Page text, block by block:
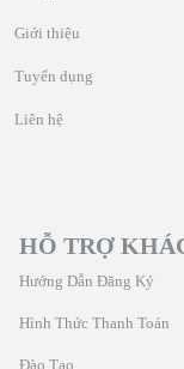
Giới thiệu
Tuyển dụng
Liên hệ
HỖ TRỢ
Hướng Dẫn Đăng Ký
Hình Thức Thanh Toán
Đào Tạo